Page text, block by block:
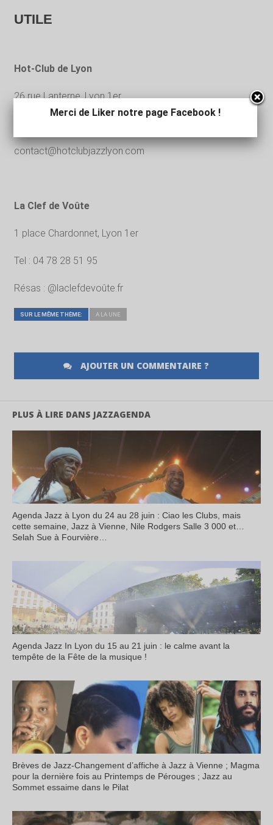
UTILE
Hot-Club de Lyon
26 rue Lanterne, Lyon 1er.
contact@hotclubjazzlyon.com
La Clef de Voûte
1 place Chardonnet, Lyon 1er
Tel : 04 78 28 51 95
Résas : @laclefdevoûte.fr
SUR LE MÊME THÈME: A LA UNE
AJOUTER UN COMMENTAIRE ?
PLUS À LIRE DANS JAZZAGENDA
Agenda Jazz à Lyon du 24 au 28 juin : Ciao les Clubs, mais
cette semaine, Jazz à Vienne, Nile Rodgers Salle 3 000 et…
Selah Sue à Fourvière…
Agenda Jazz In Lyon du 15 au 21 juin : le calme avant la
tempête de la Fête de la musique !
Brèves de Jazz-Changement d’affiche à Jazz à Vienne ; Magma
pour la dernière fois au Printemps de Pérouges ; Jazz au
Sommet essaime dans le Pilat
Merci de Liker notre page Facebook !